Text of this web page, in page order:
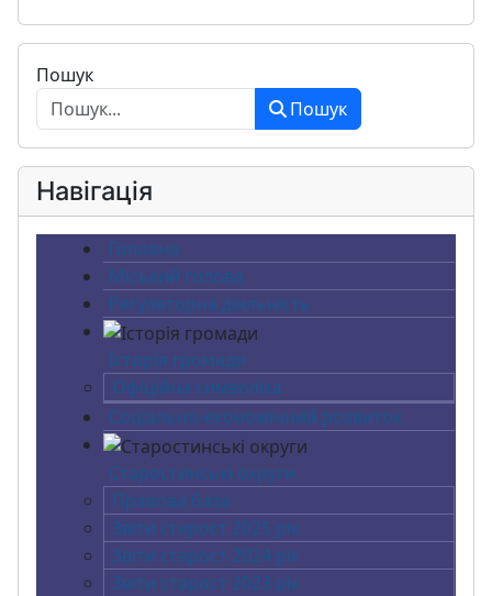
Пошук
Пошук
Навігація
Головна
Міський голова
Регуляторна діяльність
Історія громади
Офіційна символіка
Соціально-економічний розвиток
Старостинські округи
Правова база
Звіти старост 2025 рік
Звіти старост 2024 рік
Звіти старост 2023 рік